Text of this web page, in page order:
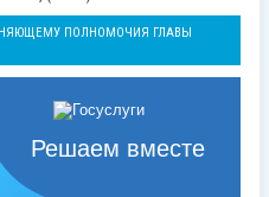
ПОЛНОМОЧИЯ ГЛАВЫ
Решаем вместе